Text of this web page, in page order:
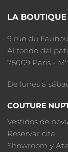
LA
9 rue du
Al fondo del
75009 Paris -
De lunes a
COUTURE
Vestidos de
Reservar cita
Showroom y